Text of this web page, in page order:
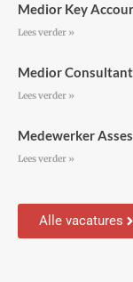
Medior Key
Lees verder »
Medior
Lees verder »
Medewerker
Lees verder »
Alle vacatures